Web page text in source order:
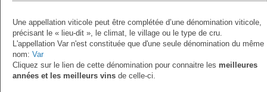
Une appellation viticole peut être complétée d’une dénomination viticole,
précisant le « lieu-dit », le climat, le village ou le type de cru.
L'appellation Var n'est constituée que d'une seule dénomination du même
nom: Var
Cliquez sur le lien de cette dénomination pour connaitre les meilleures
années et les meilleurs vins de celle-ci.